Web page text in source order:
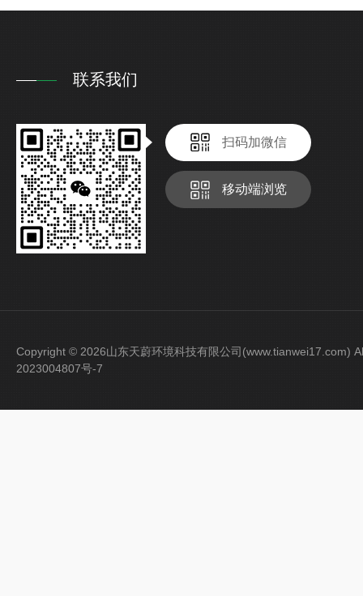
联系我们
扫码加微信
移动端浏览
Copyright © 2026山东天蔚环境科技有限公司(www.tianwei17.com)
2023004807号-7